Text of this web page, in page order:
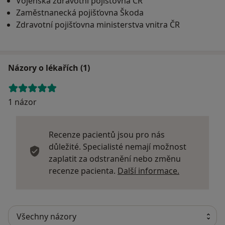
Máte-li na nás jakékoli dotazy nebo si přejete
rezervovat termín nezávazné schůzky, kontaktujte nás.
Zaměstnanecká pojišťovna Škoda
Zdravotní pojišťovna ministerstva vnitra ČR
Názory o lékařích (1)
1 názor
Recenze pacientů jsou pro nás
důležité. Specialisté nemají možnost
zaplatit za odstranění nebo změnu
recenze pacienta. Další informace.